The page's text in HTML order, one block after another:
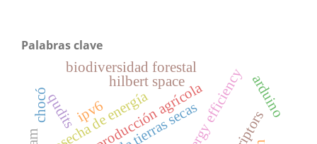
Palabras clave
cosecha de energía
ipv6 energy efficiency
qudits
hilbert space
biodiversidad forestal
chocó arduino